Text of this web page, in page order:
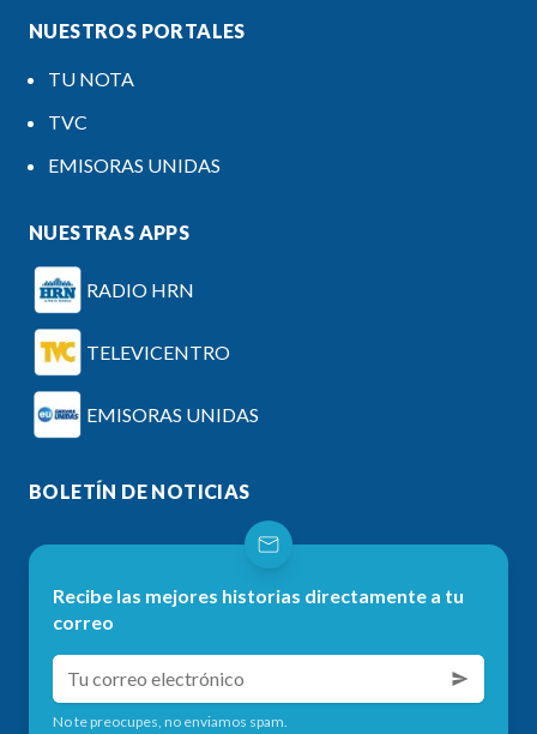
NUESTROS PORTALES
TU NOTA
TVC
EMISORAS UNIDAS
NUESTRAS APPS
RADIO HRN
TELEVICENTRO
EMISORAS UNIDAS
BOLETÍN DE NOTICIAS
Recibe las mejores historias directamente a tu
correo
No te preocupes, no enviamos spam.